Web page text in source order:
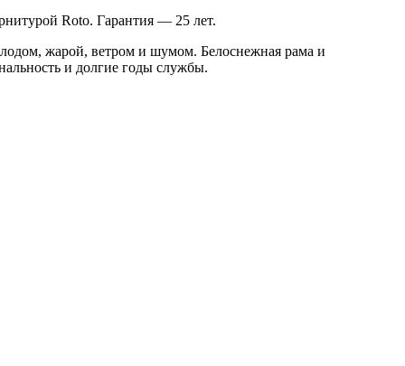
Roto. Гарантия — 25 лет.
жарой, ветром и шумом. Белоснежная рама и
и долгие годы службы.